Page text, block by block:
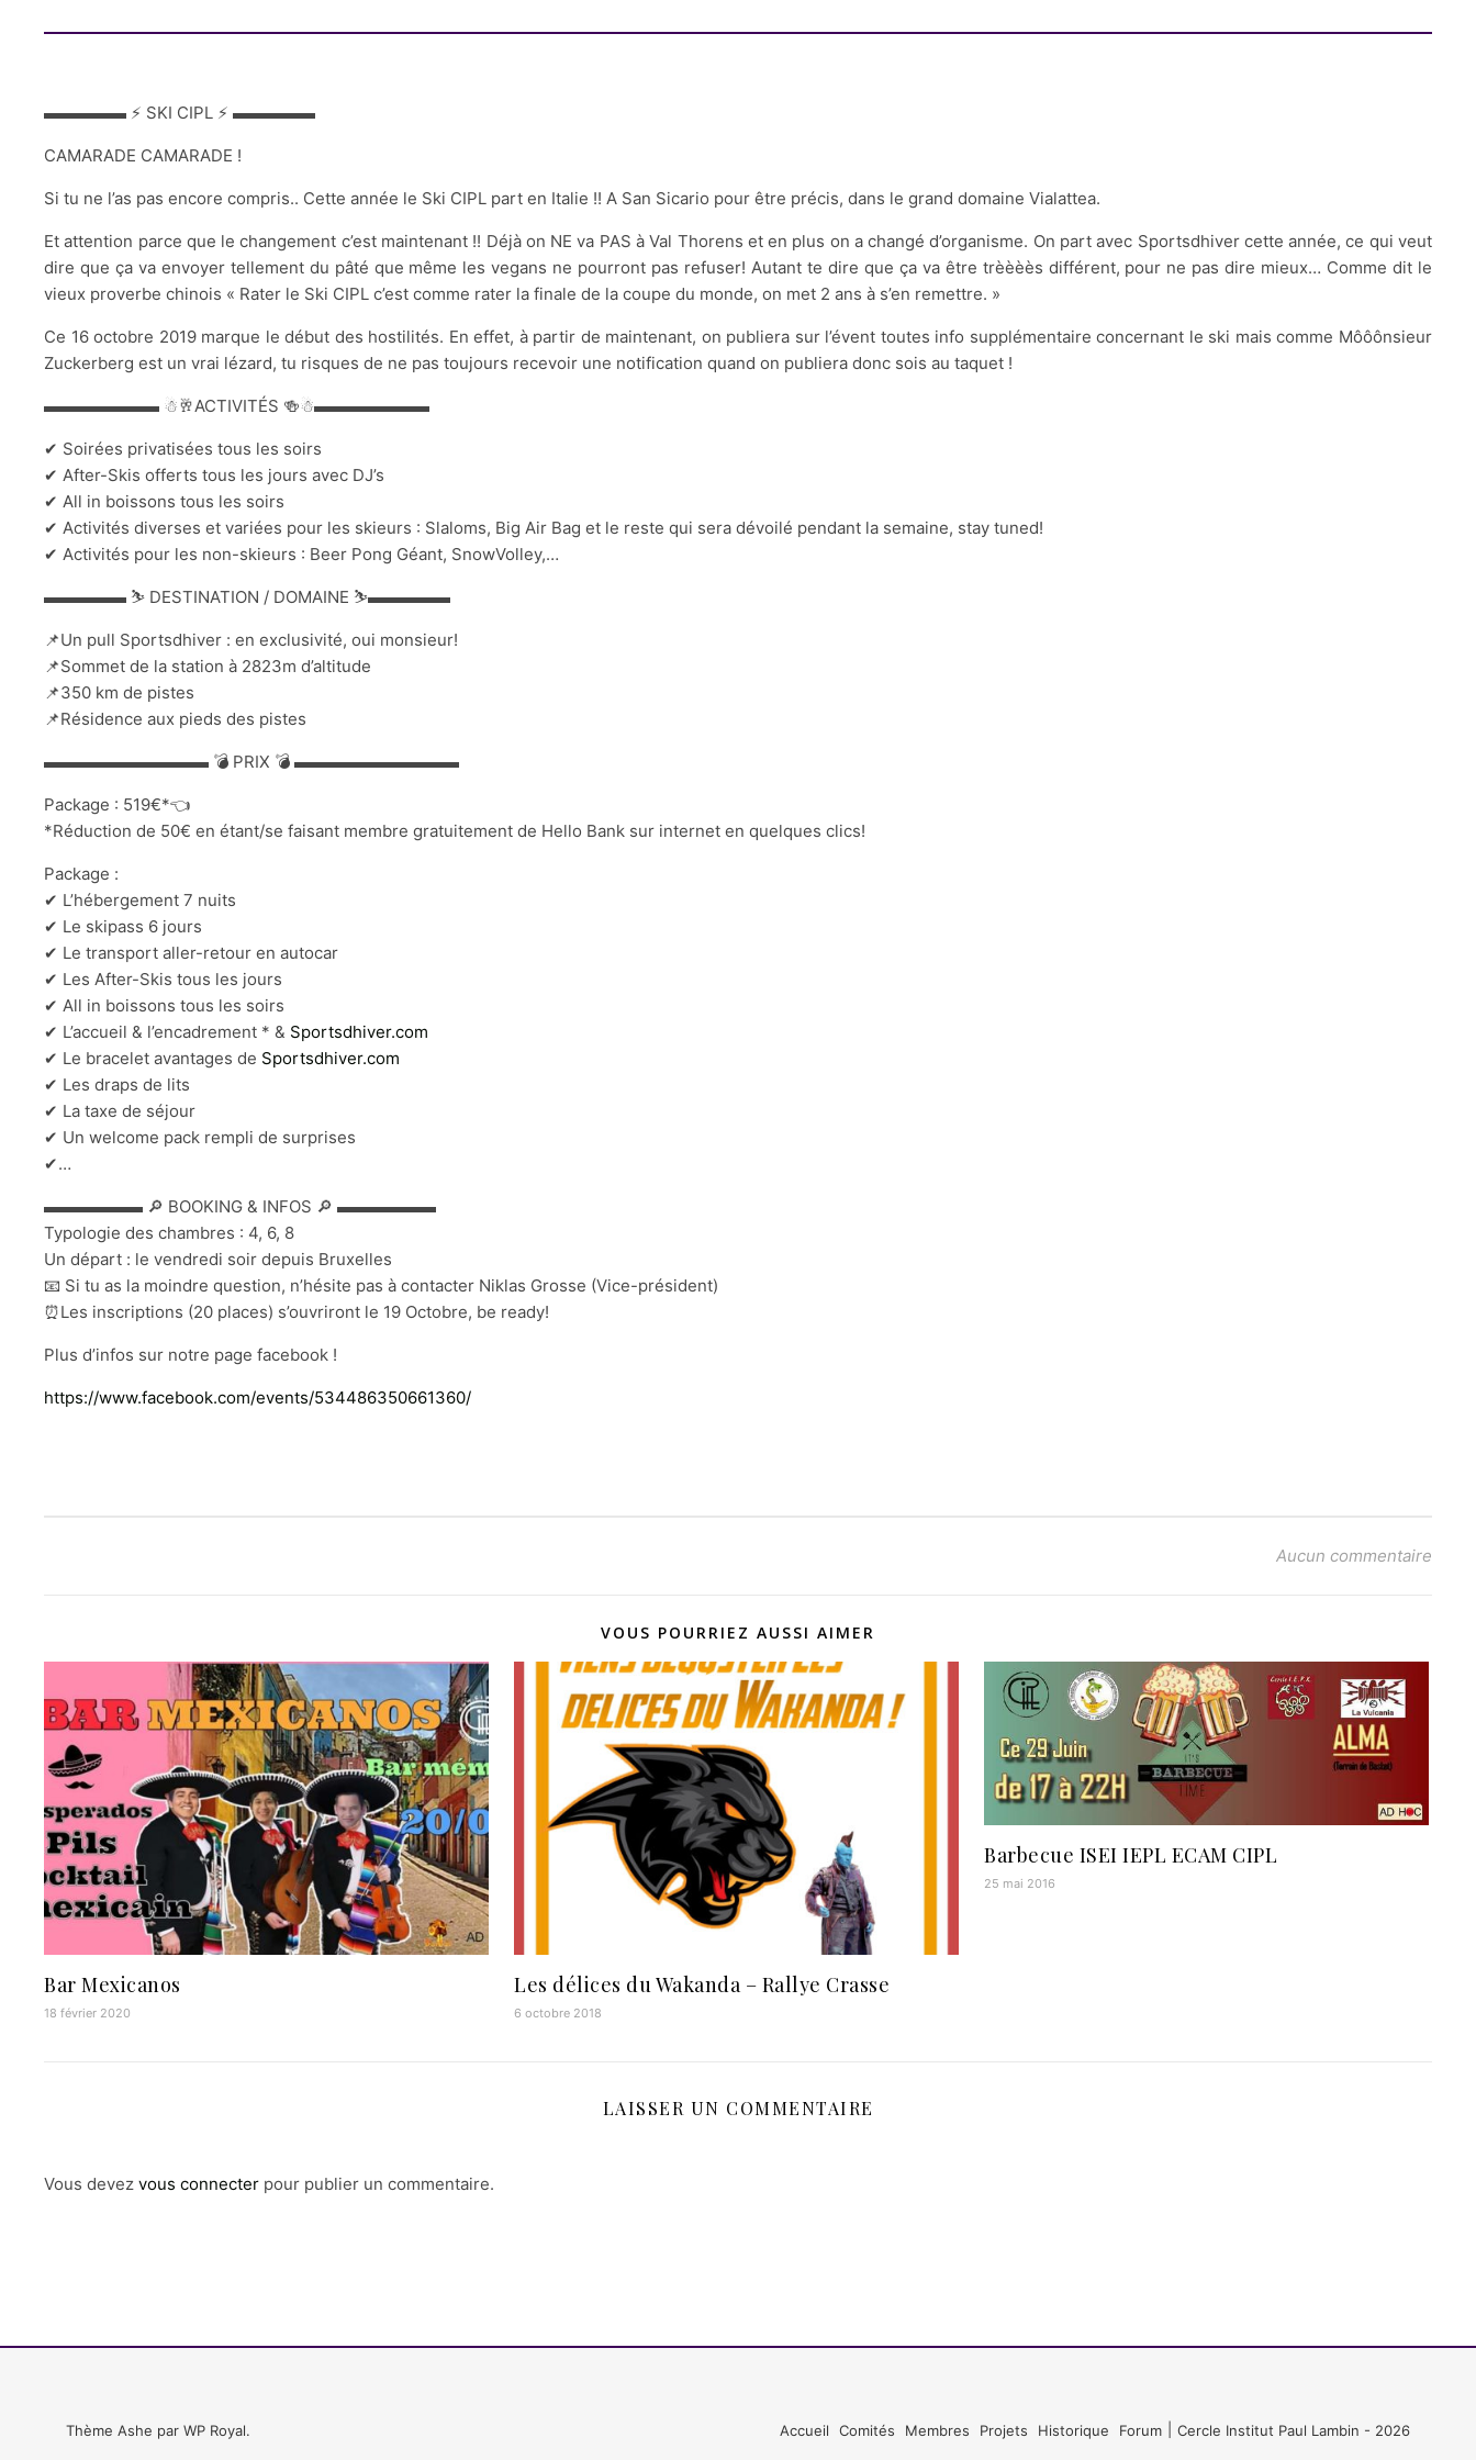
▬▬▬▬▬ ⚡ SKI CIPL ⚡ ▬▬▬▬▬
CAMARADE CAMARADE !
Si tu ne l’as pas encore compris.. Cette année le Ski CIPL part en Italie !! A San Sicario pour être précis, dans le grand domaine Vialattea.
Et attention parce que le changement c’est maintenant !! Déjà on NE va PAS à Val Thorens et en plus on a changé d’organisme. On part avec Sportsdhiver cette année, ce qui veut
dire que ça va envoyer tellement du pâté que même les vegans ne pourront pas refuser! Autant te dire que ça va être trèèèès différent, pour ne pas dire mieux… Comme dit le
vieux proverbe chinois « Rater le Ski CIPL c’est comme rater la finale de la coupe du monde, on met 2 ans à s’en remettre. »
Ce 16 octobre 2019 marque le début des hostilités. En effet, à partir de maintenant, on publiera sur l’évent toutes info supplémentaire concernant le ski mais comme Môôônsieur
Zuckerberg est un vrai lézard, tu risques de ne pas toujours recevoir une notification quand on publiera donc sois au taquet !
▬▬▬▬▬▬▬ ☃🥂ACTIVITÉS 🍻☃▬▬▬▬▬▬▬
✔ Soirées privatisées tous les soirs
✔ After-Skis offerts tous les jours avec DJ’s
✔ All in boissons tous les soirs
✔ Activités diverses et variées pour les skieurs : Slaloms, Big Air Bag et le reste qui sera dévoilé pendant la semaine, stay tuned!
✔ Activités pour les non-skieurs : Beer Pong Géant, SnowVolley,…
▬▬▬▬▬ ⛷ DESTINATION / DOMAINE ⛷▬▬▬▬▬
📌Un pull Sportsdhiver : en exclusivité, oui monsieur!
📌Sommet de la station à 2823m d’altitude
📌350 km de pistes
📌Résidence aux pieds des pistes
▬▬▬▬▬▬▬▬▬▬ 💣 PRIX 💣 ▬▬▬▬▬▬▬▬▬▬
Package : 519€*👈
*Réduction de 50€ en étant/se faisant membre gratuitement de Hello Bank sur internet en quelques clics!
Package :
✔ L’hébergement 7 nuits
✔ Le skipass 6 jours
✔ Le transport aller-retour en autocar
✔ Les After-Skis tous les jours
✔ All in boissons tous les soirs
✔ L’accueil & l’encadrement * & Sportsdhiver.com
✔ Le bracelet avantages de Sportsdhiver.com
✔ Les draps de lits
✔ La taxe de séjour
✔ Un welcome pack rempli de surprises
✔…
▬▬▬▬▬▬ 🔎 BOOKING & INFOS 🔎 ▬▬▬▬▬▬
Typologie des chambres : 4, 6, 8
Un départ : le vendredi soir depuis Bruxelles
📧 Si tu as la moindre question, n’hésite pas à contacter Niklas Grosse (Vice-président)
⏰Les inscriptions (20 places) s’ouvriront le 19 Octobre, be ready!
Plus d’infos sur notre page facebook !
https://www.facebook.com/events/534486350661360/
Aucun commentaire
VOUS POURRIEZ AUSSI AIMER
Bar Mexicanos
18 février 2020
Les délices du Wakanda – Rallye Crasse
6 octobre 2018
Barbecue ISEI IEPL ECAM CIPL
25 mai 2016
LAISSER UN COMMENTAIRE
Vous devez vous connecter pour publier un commentaire.
Cercle Institut Paul Lambin - 2026
Accueil Comités Membres Projets Historique Forum
Thème Ashe par WP Royal.